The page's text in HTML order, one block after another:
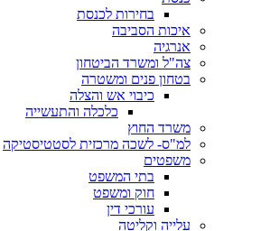
בחירות לכנסת
איכות הסביבה
אנרגיה
צה"ל ומשרד הביטחון
בטחון פנים ומשטרה
כיבוי אש והצלה
כלכלה והתעשייה
משרד החוץ
למ"ס- לשכה מרכזית לסטטיסטיקה
משפטים
בתי המשפט
חוק ומשפט
עורכי דין
עלייה וקליטה